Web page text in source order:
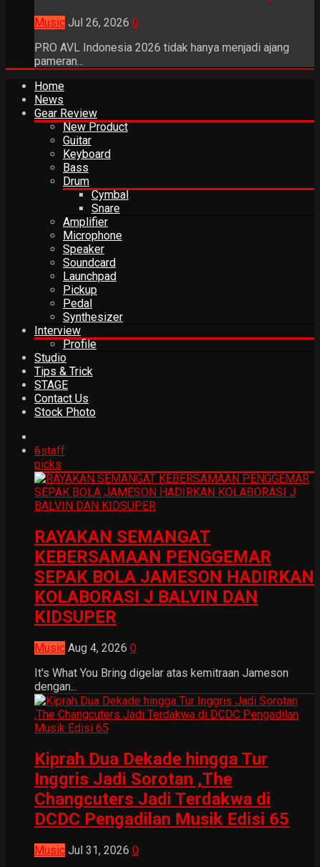
Music Jul 26, 2026 0
PRO AVL Indonesia 2026 tidak hanya menjadi ajang
pameran...
Home
News
Gear Review
New Product
Guitar
Keyboard
Bass
Drum
Cymbal
Snare
Amplifier
Microphone
Speaker
Soundcard
Launchpad
Pickup
Pedal
Synthesizer
Interview
Profile
Studio
Tips & Trick
STAGE
Contact Us
Stock Photo
6staff
picks
RAYAKAN SEMANGAT
KEBERSAMAAN PENGGEMAR
SEPAK BOLA JAMESON HADIRKAN
KOLABORASI J BALVIN DAN
KIDSUPER
Music Aug 4, 2026 0
It's What You Bring digelar atas kemitraan Jameson
dengan...
Kiprah Dua Dekade hingga Tur
Inggris Jadi Sorotan ,The
Changcuters Jadi Terdakwa di
DCDC Pengadilan Musik Edisi 65
Music Jul 31, 2026 0